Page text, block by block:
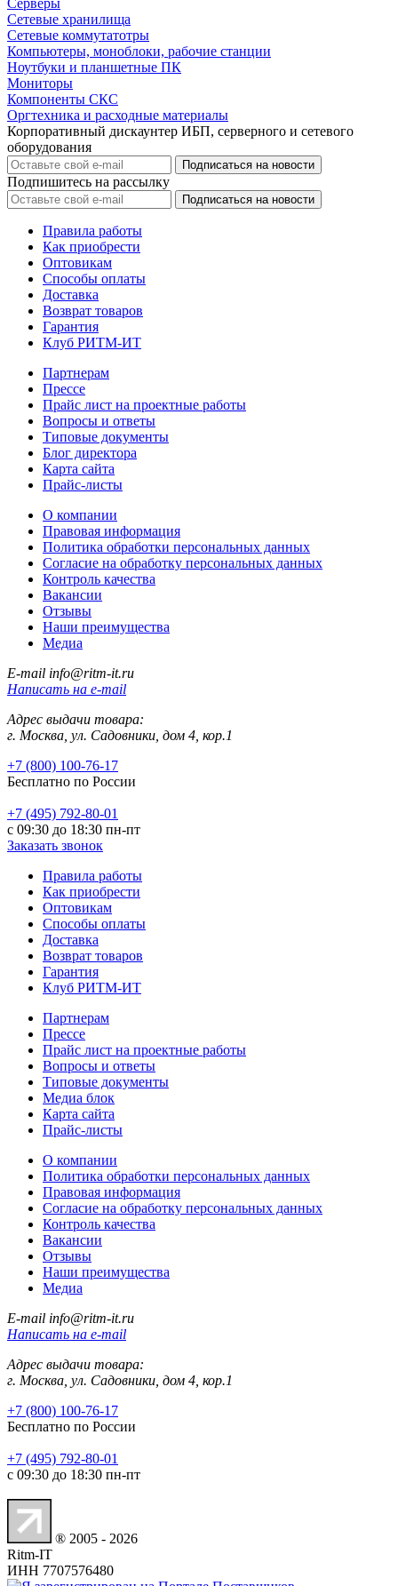
Сетевые хранилища
Сетевые коммутатотры
Компьютеры, моноблоки, рабочие станции
Ноутбуки и планшетные ПК
Мониторы
Компоненты СКС
Оргтехника и расходные материалы
Корпоративный дискаунтер ИБП, серверного и сетевого
оборудования
Подпишитесь на рассылку
Правила работы
Как приобрести
Оптовикам
Способы оплаты
Доставка
Возврат товаров
Гарантия
Клуб РИТМ-ИТ
Партнерам
Прессе
Прайс лист на проектные работы
Вопросы и ответы
Типовые документы
Блог директора
Карта сайта
Прайс-листы
О компании
Правовая информация
Политика обработки персональных данных
Согласие на обработку персональных данных
Контроль качества
Вакансии
Отзывы
Наши преимущества
Медиа
E-mail info@ritm-it.ru
Написать на e-mail
Адрес выдачи товара:
г. Москва, ул. Садовники, дом 4, кор.1
+7 (800) 100-76-17
Бесплатно по России
+7 (495) 792-80-01
с 09:30 до 18:30 пн-пт
Заказать звонок
Правила работы
Как приобрести
Оптовикам
Способы оплаты
Доставка
Возврат товаров
Гарантия
Клуб РИТМ-ИТ
Партнерам
Прессе
Прайс лист на проектные работы
Вопросы и ответы
Типовые документы
Медиа блок
Карта сайта
Прайс-листы
О компании
Политика обработки персональных данных
Правовая информация
Согласие на обработку персональных данных
Контроль качества
Вакансии
Отзывы
Наши преимущества
Медиа
E-mail info@ritm-it.ru
Написать на e-mail
Адрес выдачи товара:
г. Москва, ул. Садовники, дом 4, кор.1
+7 (800) 100-76-17
Бесплатно по России
+7 (495) 792-80-01
с 09:30 до 18:30 пн-пт
® 2005 - 2026
Ritm-IT
ИНН 7707576480